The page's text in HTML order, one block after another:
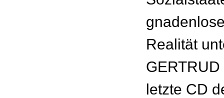
Realität
letzte CD